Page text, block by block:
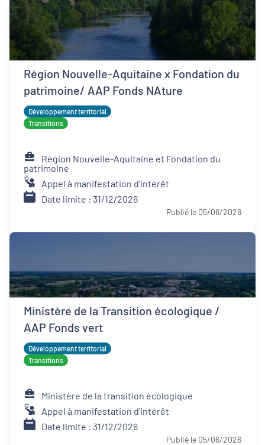
Région Nouvelle-Aquitaine x Fondation du
patrimoine/ AAP Fonds NAture
Développement territorial
Transitions
Région Nouvelle-Aquitaine et Fondation du
patrimoine
Appel à manifestation d'intérêt
Date limite : 31/12/2026
Publié le 05/06/2026
Ministère de la Transition écologique /
AAP Fonds vert
Développement territorial
Transitions
Ministère de la transition écologique
Appel à manifestation d'intérêt
Date limite : 31/12/2026
Publié le 05/06/2026